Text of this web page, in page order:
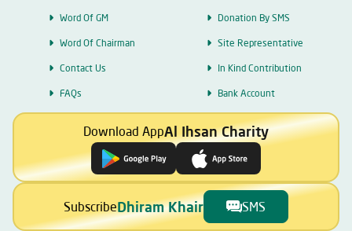
Word Of GM
Word Of Chairman
Contact Us
FAQs
Donation By SMS
Site Representative
In Kind Contribution
Bank Account
Download AppAl Ihsan Charity
SubscribeDhiram Khair SMS